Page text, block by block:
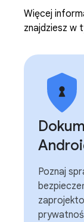
Więcej
znajdziesz w
Poznaj